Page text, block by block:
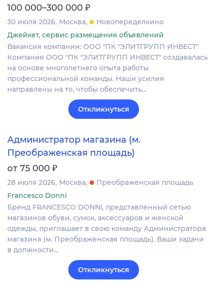
100 000–300 000 ₽
30 июля 2026 Москва
Новопеределкино
Джейкет, сервис размещения объявлений
Вакансия компании: ООО "ПК "ЭЛИТГРУПП ИНВЕСТ"
Компания ООО "ПК "ЭЛИТГРУПП ИНВЕСТ" создавалась
на основе многолетнего опыта работы
профессиональной команды. Наши усилия
направлены на то, чтобы обеспечить…
Откликнуться
Администратор магазина (м.
Преображенская площадь)
от 75 000 ₽
28 июля 2026 Москва
Преображенская площадь
Francesco Donni
Бренд FRANCESCO DONNI, представленный сетью
магазинов обуви, сумок, аксессуаров и женской
одежды, приглашает в свою команду Администратора
магазина (м. Преображенская площадь). Ваши задачи
в должности…
Откликнуться